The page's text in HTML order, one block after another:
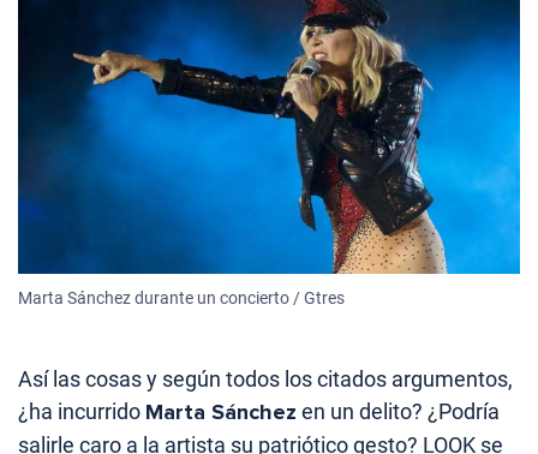
Marta Sánchez durante un concierto / Gtres
Así las cosas y según todos los citados argumentos,
¿ha incurrido Marta Sánchez en un delito? ¿Podría
salirle caro a la artista su patriótico gesto? LOOK se